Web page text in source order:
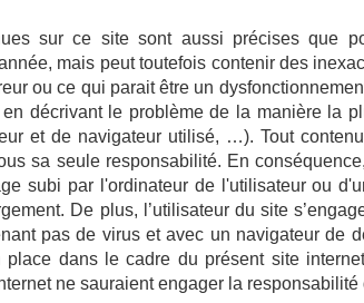
sur ce site sont aussi précises que
mais peut toutefois contenir des
ou ce qui parait être un
en décrivant le problème de la manière la
et de navigateur utilisé, …). Tout
sa seule responsabilité. En
subi par l'ordinateur de l'utilisateur ou
De plus, l’utilisateur du site
pas de virus et avec un navigateur de
place dans le cadre du présent site
ne sauraient engager la responsabilité